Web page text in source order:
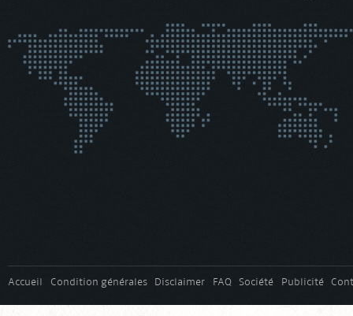
Accueil Condition générales Disclaimer FAQ Société Publicité